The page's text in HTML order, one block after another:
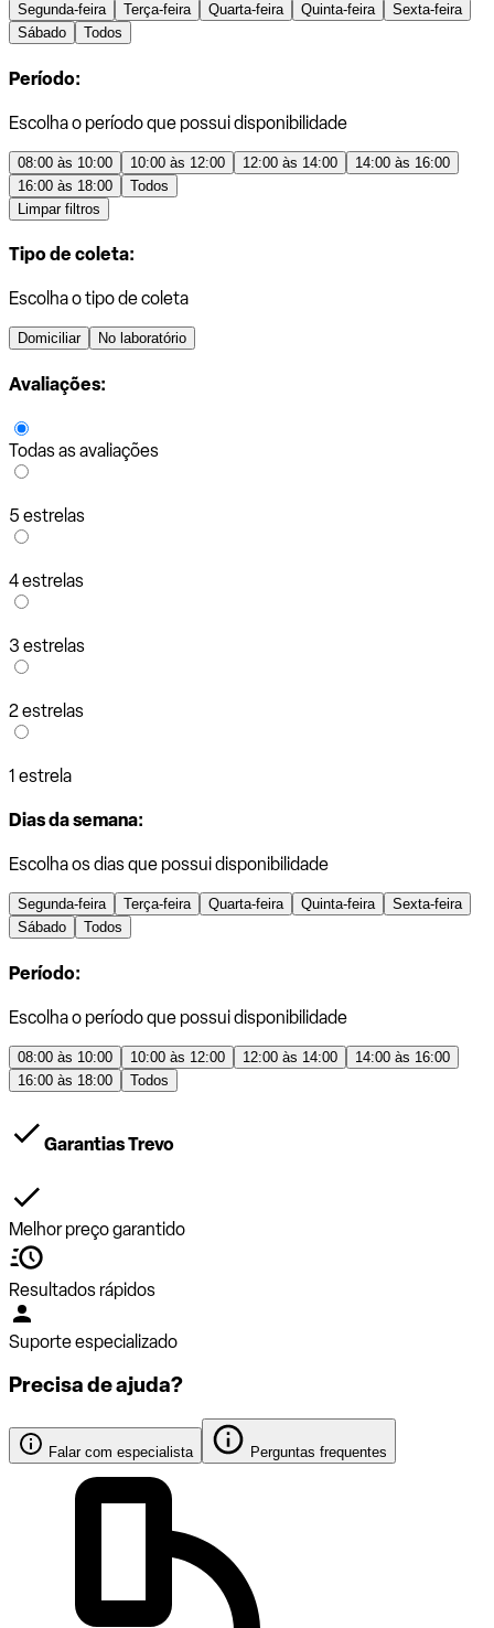
Segunda-feira Terça-feira Quarta-feira Quinta-feira
Sexta-feira
Sábado
Todos
Período:
Escolha o período que possui disponibilidade
08:00 às 10:00 10:00 às 12:00 12:00 às 14:00
14:00 às 16:00
16:00 às 18:00
Todos
Limpar filtros
Tipo de coleta:
Escolha o tipo de coleta
Domiciliar No laboratório
Avaliações:
Todas as avaliações
5 estrelas
4 estrelas
3 estrelas
2 estrelas
1 estrela
Dias da semana:
Escolha os dias que possui disponibilidade
Segunda-feira Terça-feira Quarta-feira Quinta-feira
Sexta-feira
Sábado
Todos
Período:
Escolha o período que possui disponibilidade
08:00 às 10:00 10:00 às 12:00 12:00 às 14:00
14:00 às 16:00
16:00 às 18:00
Todos
Garantias Trevo
Melhor preço garantido
Resultados rápidos
Suporte especializado
Precisa de ajuda?
Falar com especialista Perguntas frequentes